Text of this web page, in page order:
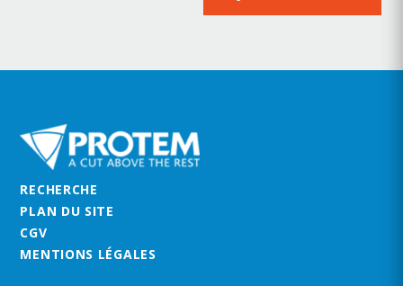
RECHERCHE
PLAN DU SITE
CGV
MENTIONS LÉGALES